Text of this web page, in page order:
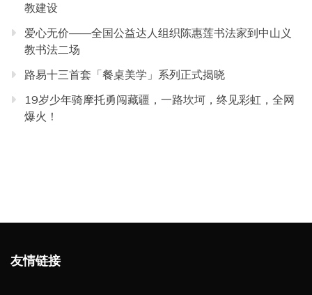
教建设
爱心无价——全国公益达人组织陈惠莲书法家到中山义
教书法二场
路易十三首套「餐桌美学」系列正式揭晓
19岁少年骑摩托勇闯藏疆，一路坎坷，终见彩虹，全网
爆火！
友情链接